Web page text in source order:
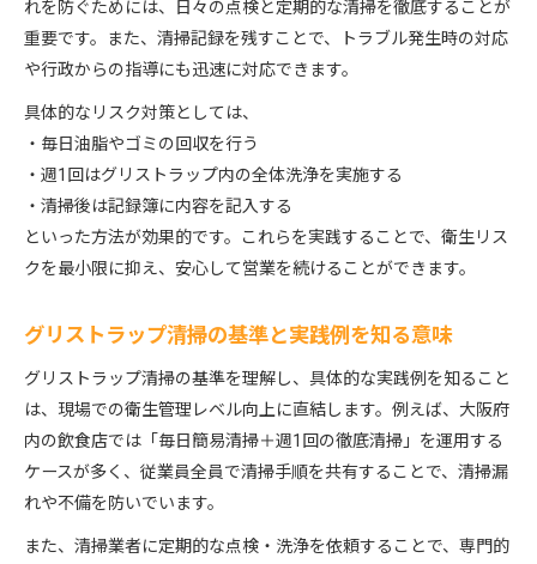
れを防ぐためには、日々の点検と定期的な清掃を徹底することが
重要です。また、清掃記録を残すことで、トラブル発生時の対応
や行政からの指導にも迅速に対応できます。
具体的なリスク対策としては、
・毎日油脂やゴミの回収を行う
・週1回はグリストラップ内の全体洗浄を実施する
・清掃後は記録簿に内容を記入する
といった方法が効果的です。これらを実践することで、衛生リス
クを最小限に抑え、安心して営業を続けることができます。
グリストラップ清掃の基準と実践例を知る意味
グリストラップ清掃の基準を理解し、具体的な実践例を知ること
は、現場での衛生管理レベル向上に直結します。例えば、大阪府
内の飲食店では「毎日簡易清掃＋週1回の徹底清掃」を運用する
ケースが多く、従業員全員で清掃手順を共有することで、清掃漏
れや不備を防いでいます。
また、清掃業者に定期的な点検・洗浄を依頼することで、専門的